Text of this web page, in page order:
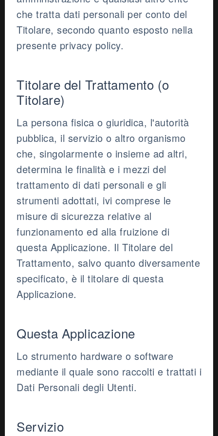
che tratta dati personali per conto del
Titolare, secondo quanto esposto nella
presente privacy policy.
Titolare del Trattamento (o
Titolare)
La persona fisica o giuridica, l'autorità
pubblica, il servizio o altro organismo
che, singolarmente o insieme ad altri,
determina le finalità e i mezzi del
trattamento di dati personali e gli
strumenti adottati, ivi comprese le
misure di sicurezza relative al
funzionamento ed alla fruizione di
questa Applicazione. Il Titolare del
Trattamento, salvo quanto diversamente
specificato, è il titolare di questa
Applicazione.
Questa Applicazione
Lo strumento hardware o software
mediante il quale sono raccolti e trattati i
Dati Personali degli Utenti.
Servizio